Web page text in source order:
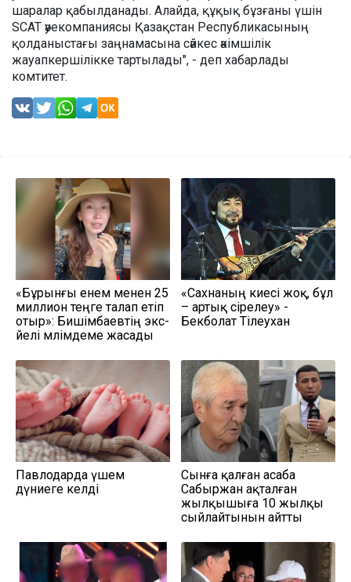
шаралар қабылданады. Алайда, құқық бұзғаны үшін
SCAT әуекомпаниясы Қазақстан Республикасының
қолданыстағы заңнамасына сәйкес әкімшілік
жауапкершілікке тартылады", - деп хабарлады
комтитет.
«Бұрынғы енем менен 25
миллион теңге талап етіп
отыр»: Бишімбаевтің экс-
әйелі мәлімдеме жасады
«Сахнаның киесі жоқ, бұл
– артық әсірелеу» -
Бекболат Тілеухан
Павлодарда үшем
дүниеге келді
Сынға қалған асаба
Сабыржан ақталған
жылқышыға 10 жылқы
сыйлайтынын айтты